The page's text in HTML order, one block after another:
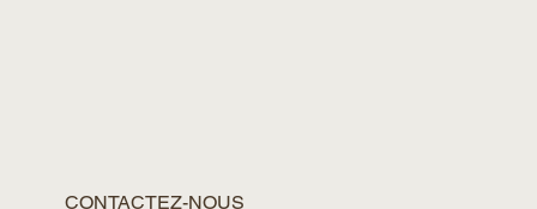
CONTACTEZ-NOUS